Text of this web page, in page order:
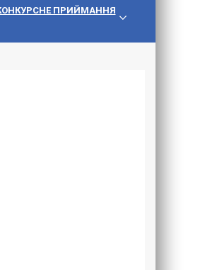
ПРИЙМАННЯ